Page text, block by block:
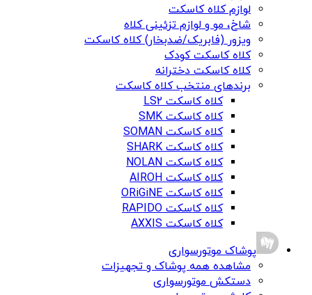
لوازم کلاه کاسکت
شاخ، مو و لوازم تزئینی کلاه
ویزور (فابریک/ضدبخار) کلاه کاسکت
کلاه کاسکت کودک
کلاه کاسکت دخترانه
برندهای منتخب کلاه کاسکت
کلاه کاسکت LS2
کلاه کاسکت SMK
کلاه کاسکت SOMAN
کلاه کاسکت SHARK
کلاه کاسکت NOLAN
کلاه کاسکت AIROH
کلاه کاسکت ORiGiNE
کلاه کاسکت RAPIDO
کلاه کاسکت AXXIS
پوشاک موتورسواری
مشاهده همه پوشاک و تجهیزات
دستکش موتورسواری